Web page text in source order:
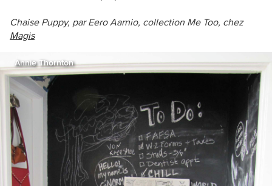
Chaise Puppy, par Eero Aarnio, collection Me Too, chez
Magis
Annie Thornton